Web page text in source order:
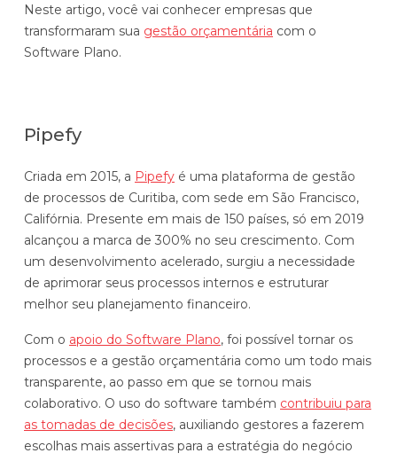
Complexidade Alta
Empresas que faturam acima de R$200M por ano
Neste artigo, você vai conhecer empresas que
transformaram sua gestão orçamentária com o
Software Plano.
Pipefy
Criada em 2015, a Pipefy é uma plataforma de gestão
de processos de Curitiba, com sede em São Francisco,
Califórnia. Presente em mais de 150 países, só em 2019
alcançou a marca de 300% no seu crescimento. Com
um desenvolvimento acelerado, surgiu a necessidade
de aprimorar seus processos internos e estruturar
melhor seu planejamento financeiro.
Com o apoio do Software Plano, foi possível tornar os
processos e a gestão orçamentária como um todo mais
transparente, ao passo em que se tornou mais
colaborativo. O uso do software também contribuiu para
as tomadas de decisões, auxiliando gestores a fazerem
escolhas mais assertivas para a estratégia do negócio